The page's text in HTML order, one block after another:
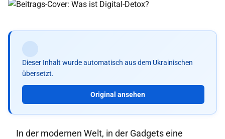
Dieser Inhalt wurde automatisch aus dem Ukrainischen
übersetzt.
Original ansehen
In der modernen Welt, in der Gadgets eine